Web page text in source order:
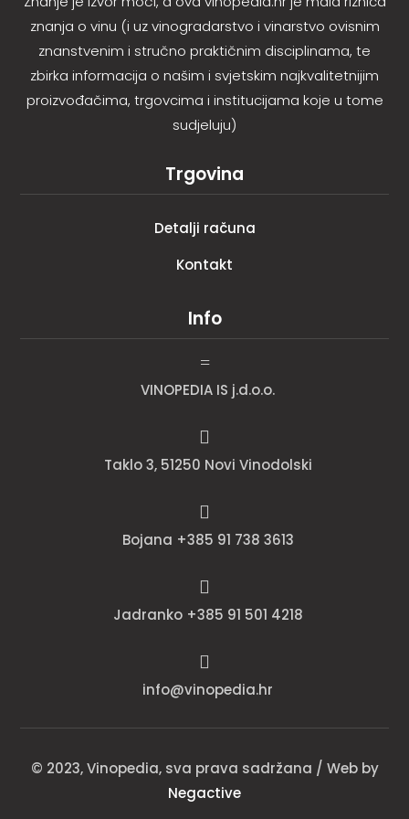
znanja o vinu (i uz vinogradarstvo i vinarstvo ovisnim
znanstvenim i stručno praktičnim disciplinama, te
zbirka informacija o našim i svjetskim najkvalitetnijim
proizvođačima, trgovcima i institucijama koje u tome
sudjeluju)
Trgovina
Detalji računa
Kontakt
Info
=
VINOPEDIA IS j.d.o.o.

Taklo 3, 51250 Novi Vinodolski

Bojana +385 91 738 3613

Jadranko +385 91 501 4218

info@vinopedia.hr
© 2023, Vinopedia, sva prava sadržana / Web by
Negactive